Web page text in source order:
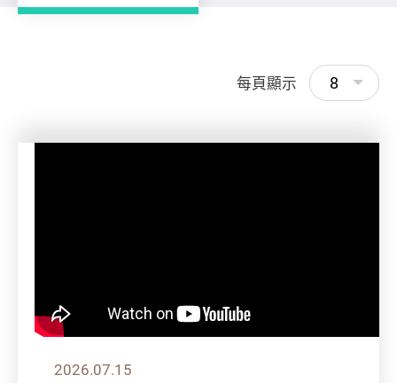
每頁顯示 8
2026.07.15